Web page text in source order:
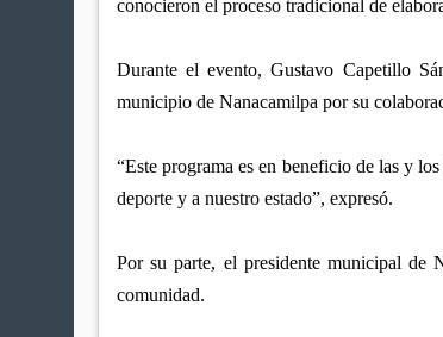
conocieron el proceso tradicional de
Durante el evento, Gustavo Capetillo
municipio de Nanacamilpa por su
“Este programa es en beneficio de las y
deporte y a nuestro estado”, expresó.
Por su parte, el presidente municipal de
comunidad.